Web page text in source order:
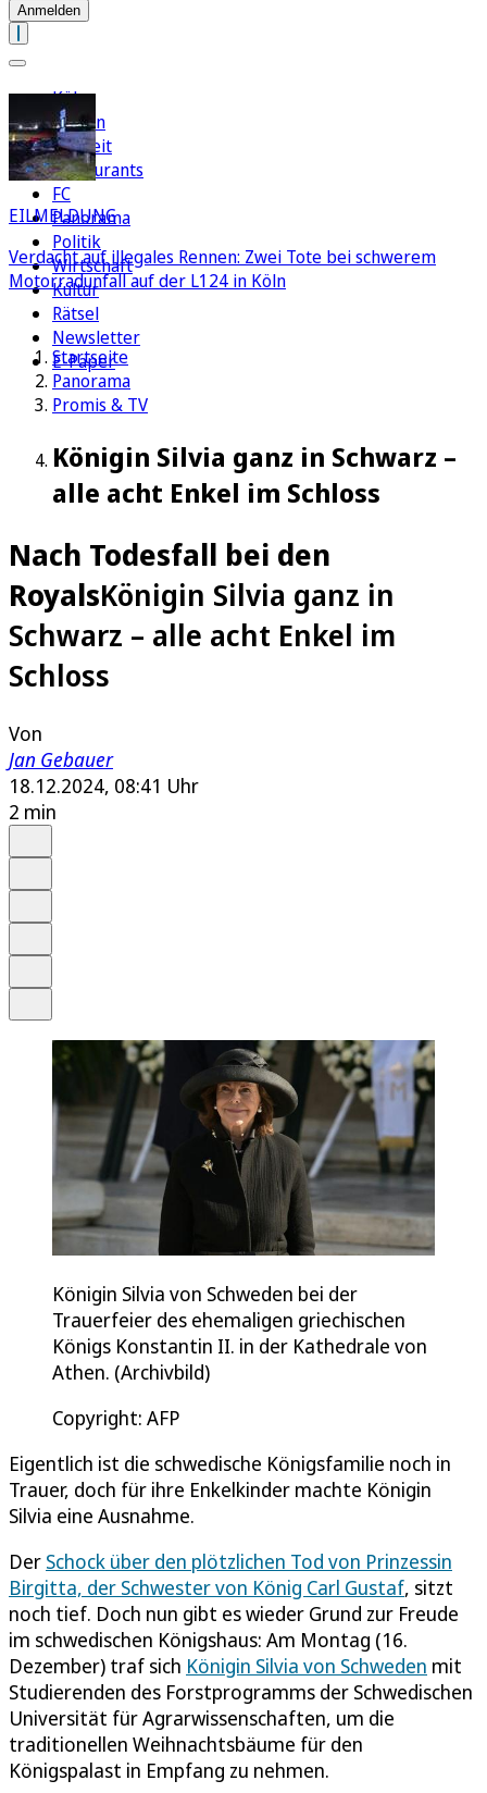
Anmelden
Köln
Region
Freizeit
Restaurants
FC
Panorama
Politik
Wirtschaft
Kultur
Rätsel
Newsletter
E-Paper
EILMELDUNG
Verdacht auf illegales Rennen: Zwei Tote bei schwerem
Motorradunfall auf der L124 in Köln
Startseite
Panorama
Promis & TV
Königin Silvia ganz in Schwarz –
alle acht Enkel im Schloss
Nach Todesfall bei den
RoyalsKönigin Silvia ganz in
Schwarz – alle acht Enkel im
Schloss
Von
Jan Gebauer
18.12.2024, 08:41 Uhr
2 min
Königin Silvia von Schweden bei der
Trauerfeier des ehemaligen griechischen
Königs Konstantin II. in der Kathedrale von
Athen. (Archivbild)
Copyright: AFP
Eigentlich ist die schwedische Königsfamilie noch in
Trauer, doch für ihre Enkelkinder machte Königin
Silvia eine Ausnahme.
Der Schock über den plötzlichen Tod von Prinzessin
Birgitta, der Schwester von König Carl Gustaf, sitzt
noch tief. Doch nun gibt es wieder Grund zur Freude
im schwedischen Königshaus: Am Montag (16.
Dezember) traf sich Königin Silvia von Schweden mit
Studierenden des Forstprogramms der Schwedischen
Universität für Agrarwissenschaften, um die
traditionellen Weihnachtsbäume für den
Königspalast in Empfang zu nehmen.